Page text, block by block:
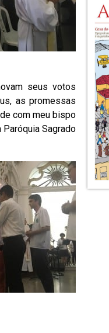
seus votos
as promessas
com meu bispo
Sagrado